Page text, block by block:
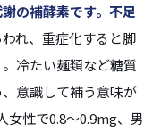
の補酵素です。不足
れ、重症化すると脚
冷たい麺類など糖質
意識して補う意味が
女性で0.8〜0.9mg、男